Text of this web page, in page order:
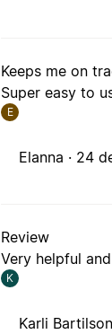
Keeps me on
Super easy to
E
Elanna · 24
Review
Very helpful
K
Karli Bartilson